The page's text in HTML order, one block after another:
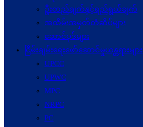
ဦးတည်ချက်နှင့်ရည်ရွယ်ချက်
အထိမ်းအမှတ်တံဆိပ်များ
ဆောင်ပုဒ်များ
ငြိမ်းချမ်းရေးဖော်‌ဆောင်မှုယန္တရားများ
UPCC
UPWC
MPC
NRPC
PC